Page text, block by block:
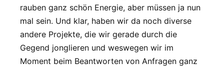
rauben ganz schön Energie, aber müssen ja nun
mal sein. Und klar, haben wir da noch diverse
andere Projekte, die wir gerade durch die
Gegend jonglieren und weswegen wir im
Moment beim Beantworten von Anfragen ganz